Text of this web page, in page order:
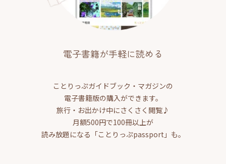
電子書籍が手軽に読める
ことりっぷガイドブック・マガジンの
電子書籍版の購入ができます。
旅行・お出かけ中にさくさく閲覧♪
月額500円で100冊以上が
読み放題になる「ことりっぷpassport」も。